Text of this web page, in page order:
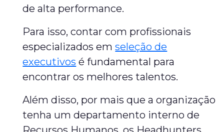
de alta performance.
Para isso, contar com profissionais
especializados emseleção de
executivos é fundamental para
encontrar os melhores talentos.
Além disso, por mais que a organização
tenha um departamento interno de